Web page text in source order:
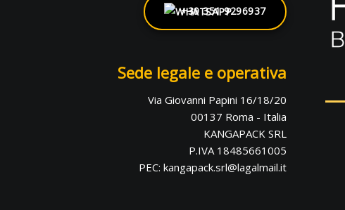
+39 351 9296937
Sede legale e operativa
Via Giovanni Papini 16/18/20
00137 Roma - Italia
KANGAPACK SRL
P.IVA 18485661005
PEC: kangapack.srl@lagalmail.it